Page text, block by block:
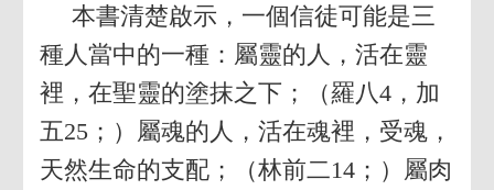
本書清楚啟示，一個信徒可能是三
種人當中的一種：屬靈的人，活在靈
裡，在聖靈的塗抹之下；（羅八4，加
五25；）屬魂的人，活在魂裡，受魂，
天然生命的支配；（林前二14；）屬肉